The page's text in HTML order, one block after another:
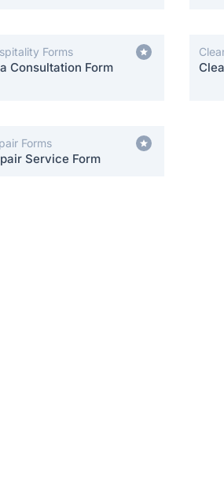
Forms
Consultation Form
Forms
Service Form